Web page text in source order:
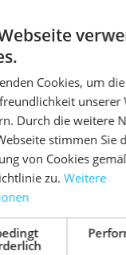
Cookies, um die
unserer
Durch die weitere
stimmen Sie
von Cookies
zu.Weitere